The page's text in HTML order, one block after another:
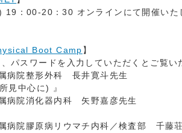
19：00-20：30 オンラインにて開催いた
Boot Camp 】
、パスワードを入力していただくとご覧
病院整形外科 長井寛斗先生
見中心に) 』
病院消化器内科 矢野嘉彦先生
病院膠原病リウマチ内科／検査部 千藤